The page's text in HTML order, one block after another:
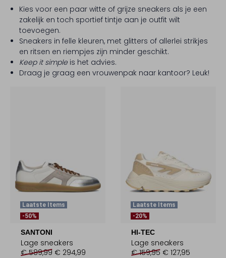
Kies voor een paar witte of grijze sneakers als je een
zakelijk en toch sportief tintje aan je outfit wilt
toevoegen.
Sneakers in felle kleuren, met glitters of allerlei strikjes
en ritsen en riempjes zijn minder geschikt.
Keep it simpleis het advies.
Draag je graag een vrouwenpak naar kantoor? Leuk!
Laatste Items
-50%
SANTONI
Lage sneakers
€ 589,99 € 294,99
Laatste Items
-20%
HI-TEC
Lage sneakers
€ 159,95 € 127,95